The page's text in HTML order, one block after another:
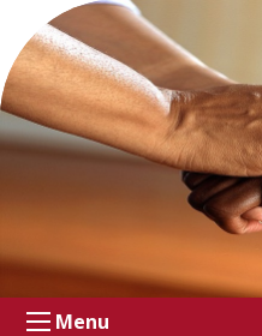
Menu